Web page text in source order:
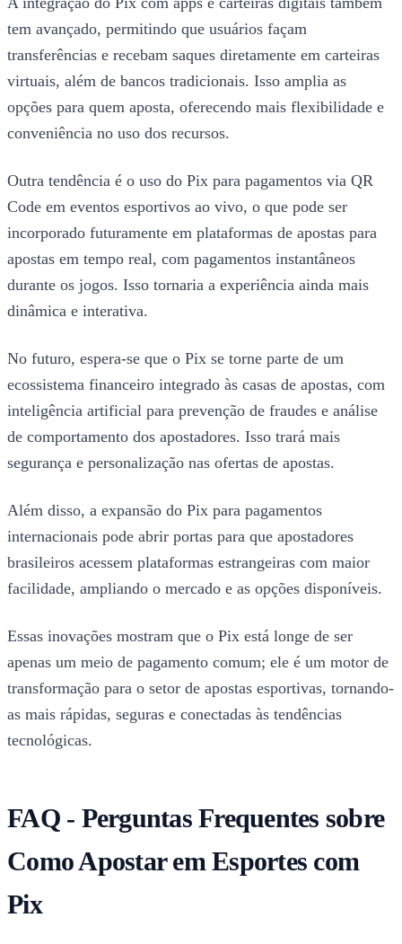
tem avançado, permitindo que usuários façam
transferências e recebam saques diretamente em carteiras
virtuais, além de bancos tradicionais. Isso amplia as
opções para quem aposta, oferecendo mais flexibilidade e
conveniência no uso dos recursos.
Outra tendência é o uso do Pix para pagamentos via QR
Code em eventos esportivos ao vivo, o que pode ser
incorporado futuramente em plataformas de apostas para
apostas em tempo real, com pagamentos instantâneos
durante os jogos. Isso tornaria a experiência ainda mais
dinâmica e interativa.
No futuro, espera-se que o Pix se torne parte de um
ecossistema financeiro integrado às casas de apostas, com
inteligência artificial para prevenção de fraudes e análise
de comportamento dos apostadores. Isso trará mais
segurança e personalização nas ofertas de apostas.
Além disso, a expansão do Pix para pagamentos
internacionais pode abrir portas para que apostadores
brasileiros acessem plataformas estrangeiras com maior
facilidade, ampliando o mercado e as opções disponíveis.
Essas inovações mostram que o Pix está longe de ser
apenas um meio de pagamento comum; ele é um motor de
transformação para o setor de apostas esportivas, tornando-
as mais rápidas, seguras e conectadas às tendências
tecnológicas.
FAQ - Perguntas Frequentes sobre
Como Apostar em Esportes com
Pix